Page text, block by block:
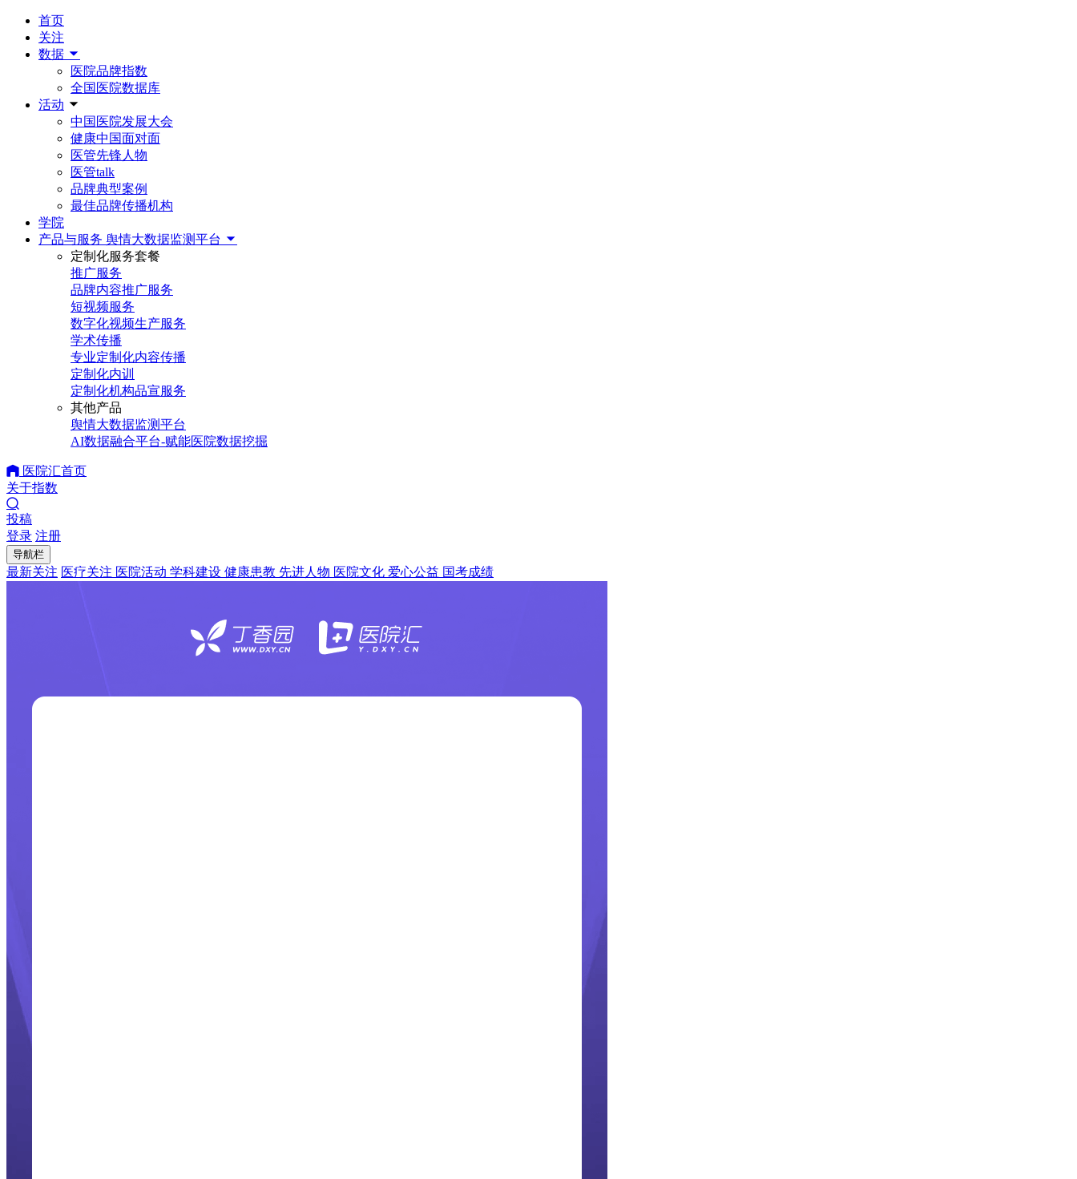
首页
关注
数据
医院品牌指数
全国医院数据库
活动
中国医院发展大会
健康中国面对面
医管先锋人物
医管talk
品牌典型案例
最佳品牌传播机构
学院
产品与服务 舆情大数据监测平台
定制化服务套餐
推广服务
品牌内容推广服务
短视频服务
数字化视频生产服务
学术传播
专业定制化内容传播
定制化内训
定制化机构品宣服务
其他产品
舆情大数据监测平台
AI数据融合平台-赋能医院数据挖掘
医院汇首页
关于指数
投稿
登录 注册
导航栏
最新关注 医疗关注 医院活动 学科建设 健康患教 先进人物 医院文化 爱心公益 国考成绩